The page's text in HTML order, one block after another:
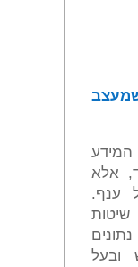
אלא
ענף.
ובעל